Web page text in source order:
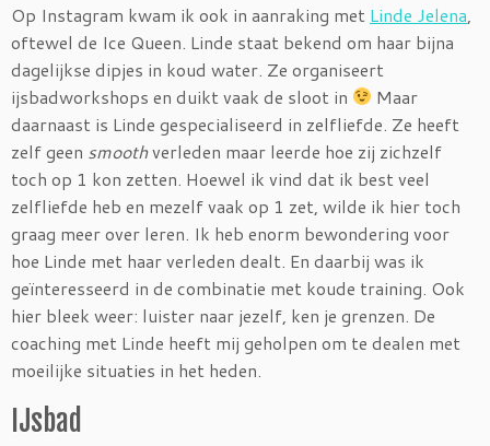
Op Instagram kwam ik ook in aanraking met Linde Jelena
oftewel de Ice Queen. Linde staat bekend om haar bijna
dagelijkse dipjes in koud water. Ze organiseert
ijsbadworkshops en duikt vaak de sloot in
Maar
daarnaast is Linde gespecialiseerd in zelfliefde. Ze heeft
zelf geen smoothverleden maar leerde hoe zij zichzelf
toch op 1 kon zetten. Hoewel ik vind dat ik best veel
zelfliefde heb en mezelf vaak op 1 zet, wilde ik hier toch
graag meer over leren. Ik heb enorm bewondering voor
hoe Linde met haar verleden dealt. En daarbij was ik
geïnteresseerd in de combinatie met koude training. Ook
hier bleek weer: luister naar jezelf, ken je grenzen. De
coaching met Linde heeft mij geholpen om te dealen met
moeilijke situaties in het heden.
IJsbad